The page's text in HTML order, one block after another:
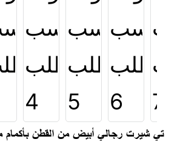
تي شيرت رجالي أبيض من القطن بأكمام